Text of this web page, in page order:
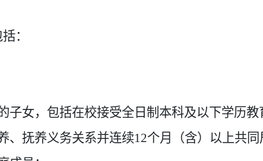
：
子女，包括在校接受全日制本科及以下学历
、抚养义务关系并连续12个月（含）以上共